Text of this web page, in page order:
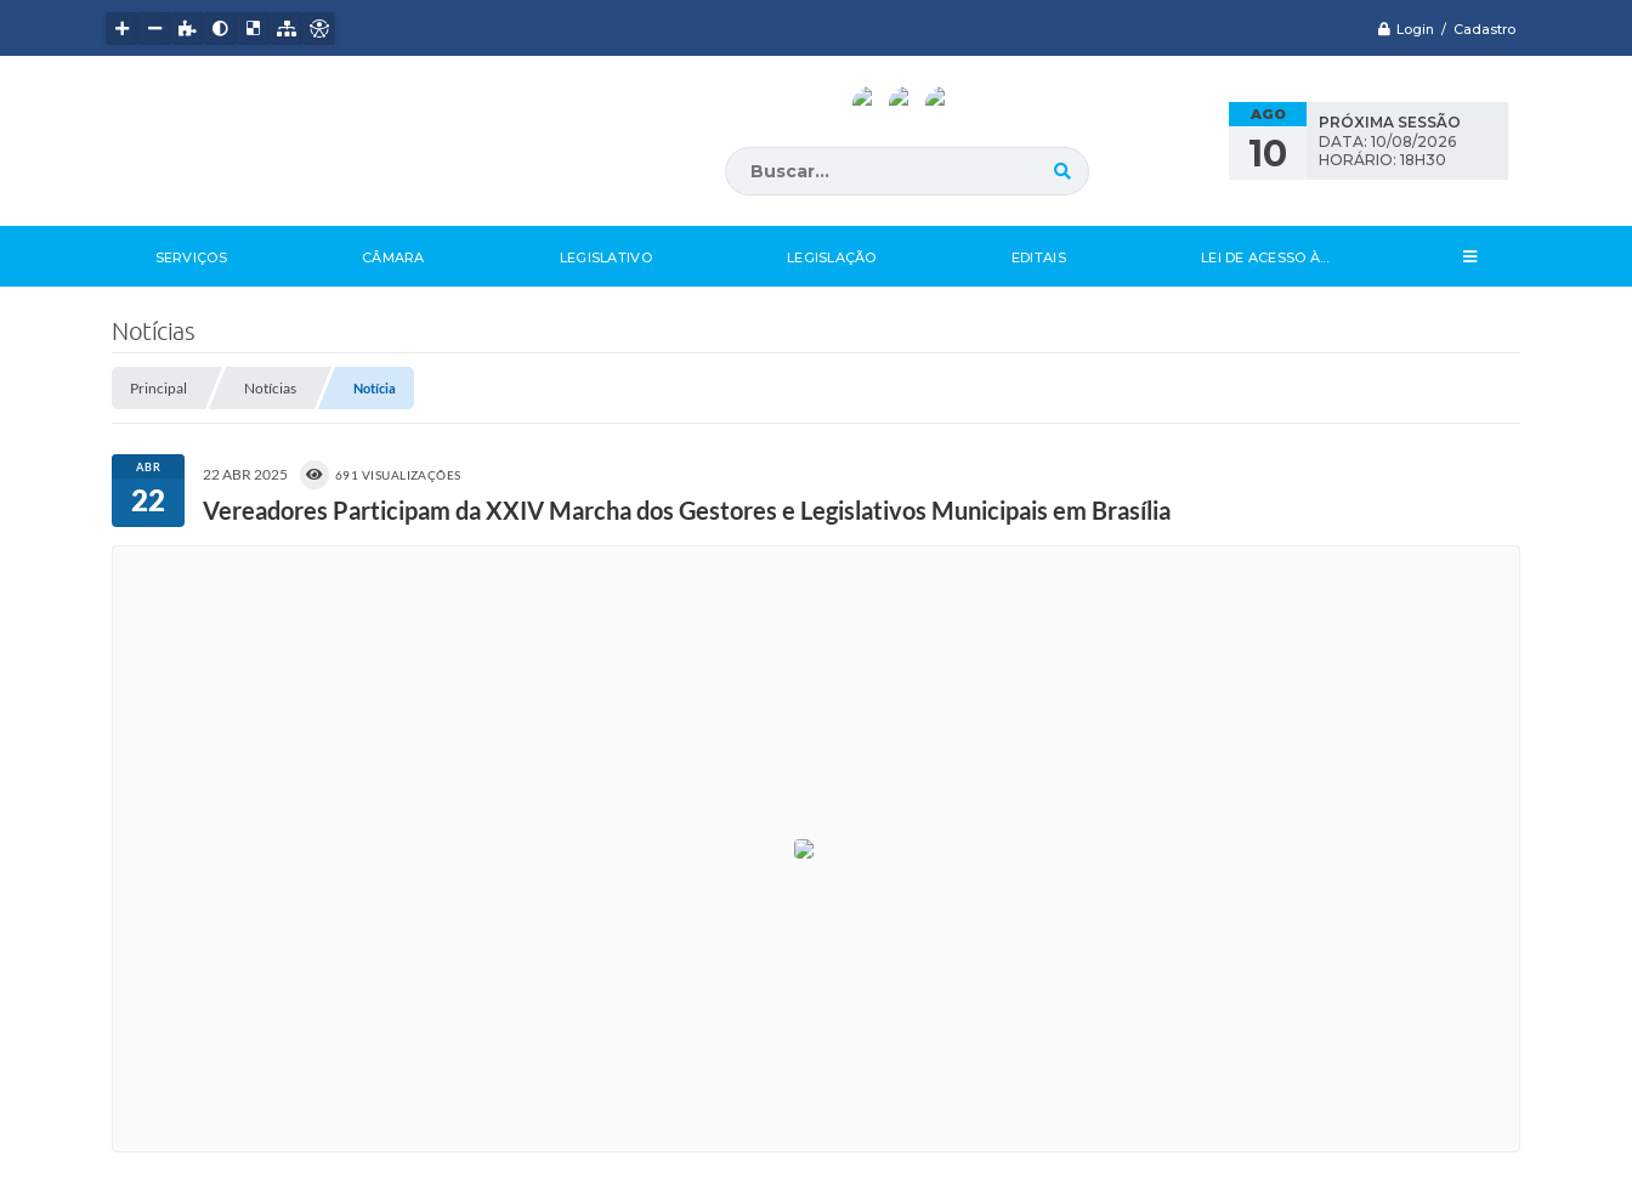
Login / Cadastro
AGO
10
PRÓXIMA SESSÃO
DATA: 10/08/2026
HORÁRIO: 18H30
SERVIÇOS CÂMARA LEGISLATIVO LEGISLAÇÃO EDITAIS LEI DE ACESSO À...
Notícias
Principal Notícias Notícia
ABR
22
22 ABR 2025 691 VISUALIZAÇÕES
Vereadores Participam da XXIV Marcha dos Gestores e Legislativos Municipais em Brasília